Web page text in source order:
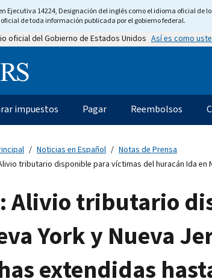
Ejecutiva 14224, Designación del inglés como el idioma oficial de
de toda información publicada por el gobierno federal.
oficial del Gobierno de Estados Unidos Así es como
Information
impuestos Pagar Reembolsos
Noticias en Español
Notas de Prensa
tributario disponible para víctimas del huracán Ida
Alivio tributario
York y Nueva
extendidas